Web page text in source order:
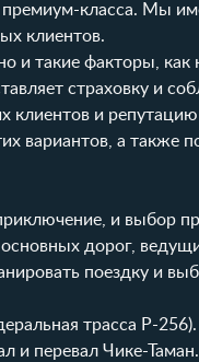
класса. Мы
клиентов.
и такие факторы,
страховку и
клиентов и
вариантов, а также
и выбор
дорог,
поездку и
трасса Р-
и перевал Чике-